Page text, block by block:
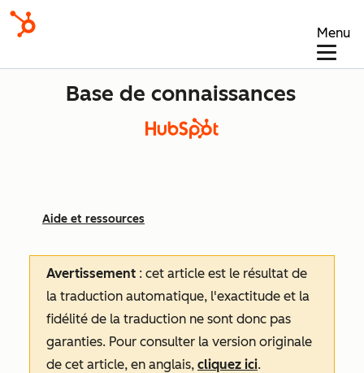
Menu
Base de connaissances
Aide et ressources
Avertissement : cet article est le résultat de
la traduction automatique, l'exactitude et la
fidélité de la traduction ne sont donc pas
garanties. Pour consulter la version originale
de cet article, en anglais, cliquez ici.